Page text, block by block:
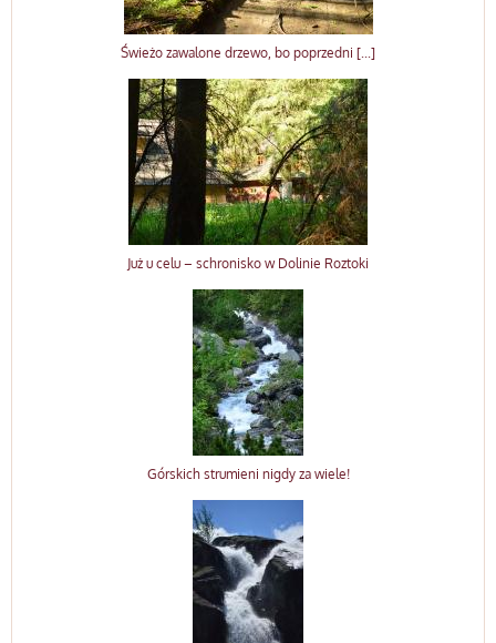
Świeżo zawalone drzewo, bo poprzedni [...]
Już u celu – schronisko w Dolinie Roztoki
Górskich strumieni nigdy za wiele!